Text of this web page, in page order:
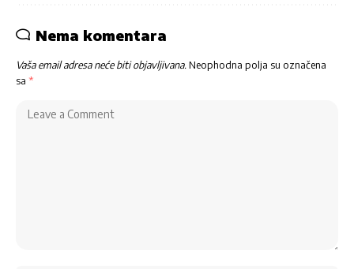
Nema komentara
Vaša email adresa neće biti objavljivana. Neophodna polja su označena
sa *